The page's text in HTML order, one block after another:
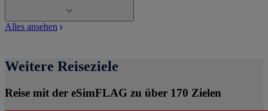
Alles ansehen
Weitere Reiseziele
Reise mit der eSimFLAG zu über 170 Zielen